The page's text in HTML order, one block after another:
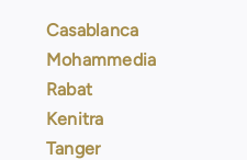
Casablanca
Mohammedia
Rabat
Kenitra
Tanger